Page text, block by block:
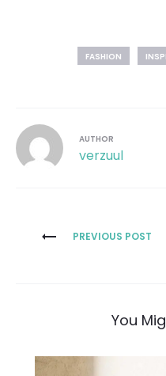
FASHION
AUTHOR
verzuul
PREVIOUS POST
You